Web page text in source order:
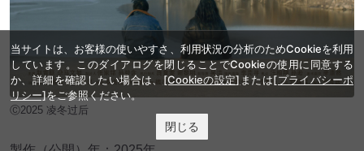
Ⓒ2025 凌冬过后
当サイトは、お客様の使いやすさ、利用状況の分析のためCookieを利用
しています。このダイアログを閉じることでCookieの使用に同意する
か、詳細を確認したい場合は、 [Cookieの設定] または[プライバシーポ
リシー]をご参照ください。
閉じる